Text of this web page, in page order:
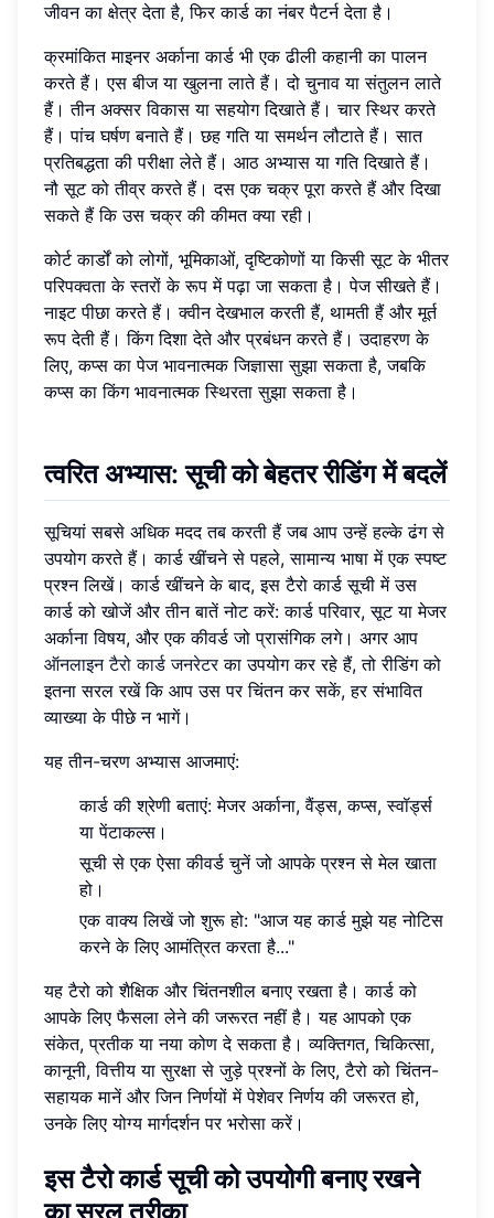
जीवन का क्षेत्र देता है, फिर कार्ड का नंबर पैटर्न देता है।
क्रमांकित माइनर अर्काना कार्ड भी एक ढीली कहानी का पालन
करते हैं। एस बीज या खुलना लाते हैं। दो चुनाव या संतुलन लाते
हैं। तीन अक्सर विकास या सहयोग दिखाते हैं। चार स्थिर करते
हैं। पांच घर्षण बनाते हैं। छह गति या समर्थन लौटाते हैं। सात
प्रतिबद्धता की परीक्षा लेते हैं। आठ अभ्यास या गति दिखाते हैं।
नौ सूट को तीव्र करते हैं। दस एक चक्र पूरा करते हैं और दिखा
सकते हैं कि उस चक्र की कीमत क्या रही।
कोर्ट कार्डों को लोगों, भूमिकाओं, दृष्टिकोणों या किसी सूट के भीतर
परिपक्वता के स्तरों के रूप में पढ़ा जा सकता है। पेज सीखते हैं।
नाइट पीछा करते हैं। क्वीन देखभाल करती हैं, थामती हैं और मूर्त
रूप देती हैं। किंग दिशा देते और प्रबंधन करते हैं। उदाहरण के
लिए, कप्स का पेज भावनात्मक जिज्ञासा सुझा सकता है, जबकि
कप्स का किंग भावनात्मक स्थिरता सुझा सकता है।
त्वरित अभ्यास: सूची को बेहतर रीडिंग में बदलें
सूचियां सबसे अधिक मदद तब करती हैं जब आप उन्हें हल्के ढंग से
उपयोग करते हैं। कार्ड खींचने से पहले, सामान्य भाषा में एक स्पष्ट
प्रश्न लिखें। कार्ड खींचने के बाद, इस टैरो कार्ड सूची में उस
कार्ड को खोजें और तीन बातें नोट करें: कार्ड परिवार, सूट या मेजर
अर्काना विषय, और एक कीवर्ड जो प्रासंगिक लगे। अगर आप
ऑनलाइन टैरो कार्ड जनरेटरका उपयोग कर रहे हैं, तो रीडिंग को
इतना सरल रखें कि आप उस पर चिंतन कर सकें, हर संभावित
व्याख्या के पीछे न भागें।
यह तीन-चरण अभ्यास आजमाएं:
कार्ड की श्रेणी बताएं: मेजर अर्काना, वैंड्स, कप्स, स्वॉर्ड्स
या पेंटाकल्स।
सूची से एक ऐसा कीवर्ड चुनें जो आपके प्रश्न से मेल खाता
हो।
एक वाक्य लिखें जो शुरू हो: "आज यह कार्ड मुझे यह नोटिस
करने के लिए आमंत्रित करता है..."
यह टैरो को शैक्षिक और चिंतनशील बनाए रखता है। कार्ड को
आपके लिए फैसला लेने की जरूरत नहीं है। यह आपको एक
संकेत, प्रतीक या नया कोण दे सकता है। व्यक्तिगत, चिकित्सा,
कानूनी, वित्तीय या सुरक्षा से जुड़े प्रश्नों के लिए, टैरो को चिंतन-
सहायक मानें और जिन निर्णयों में पेशेवर निर्णय की जरूरत हो,
उनके लिए योग्य मार्गदर्शन पर भरोसा करें।
इस टैरो कार्ड सूची को उपयोगी बनाए रखने
का सरल तरीका